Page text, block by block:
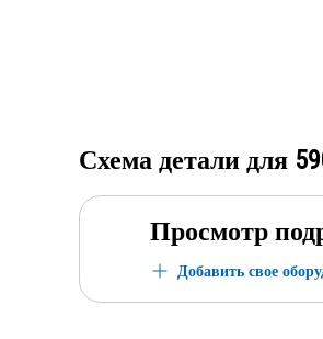
Схема детали для
Просмотр
Добавить свое